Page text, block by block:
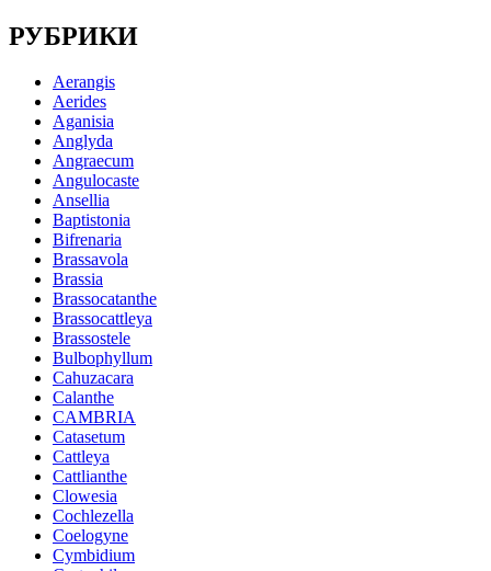
РУБРИКИ
Aerangis
Aerides
Aganisia
Anglyda
Angraecum
Angulocaste
Ansellia
Baptistonia
Bifrenaria
Brassavola
Brassia
Brassocatanthe
Brassocattleya
Brassostele
Bulbophyllum
Cahuzacara
Calanthe
CAMBRIA
Catasetum
Cattleya
Cattlianthe
Clowesia
Cochlezella
Coelogyne
Cymbidium